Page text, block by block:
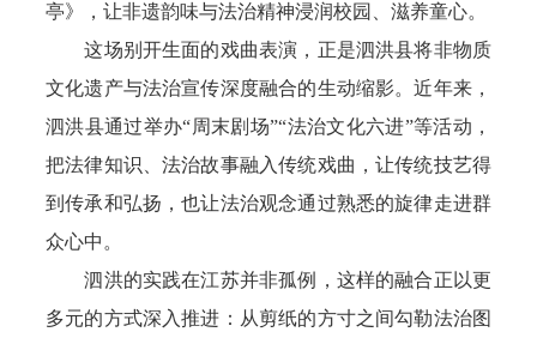
亭》，让非遗韵味与法治精神浸润校园、滋养童心。
这场别开生面的戏曲表演，正是泗洪县将非物质
文化遗产与法治宣传深度融合的生动缩影。近年来，
泗洪县通过举办“周末剧场”“法治文化六进”等活动，
把法律知识、法治故事融入传统戏曲，让传统技艺得
到传承和弘扬，也让法治观念通过熟悉的旋律走进群
众心中。
泗洪的实践在江苏并非孤例，这样的融合正以更
多元的方式深入推进：从剪纸的方寸之间勾勒法治图